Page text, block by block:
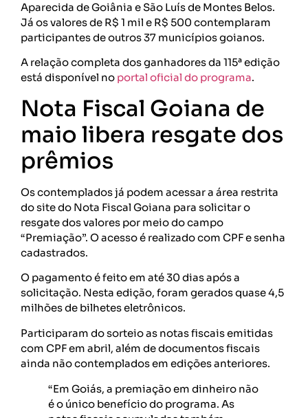
Aparecida de Goiânia e São Luís de Montes Belos.
Já os valores de R$ 1 mil e R$ 500 contemplaram
participantes de outros 37 municípios goianos.
A relação completa dos ganhadores da 115ª edição
está disponível no portal oficial do programa.
Nota Fiscal Goiana de
maio libera resgate dos
prêmios
Os contemplados já podem acessar a área restrita
do site do Nota Fiscal Goiana para solicitar o
resgate dos valores por meio do campo
“Premiação”. O acesso é realizado com CPF e senha
cadastrados.
O pagamento é feito em até 30 dias após a
solicitação. Nesta edição, foram gerados quase 4,5
milhões de bilhetes eletrônicos.
Participaram do sorteio as notas fiscais emitidas
com CPF em abril, além de documentos fiscais
ainda não contemplados em edições anteriores.
“Em Goiás, a premiação em dinheiro não
é o único benefício do programa. As